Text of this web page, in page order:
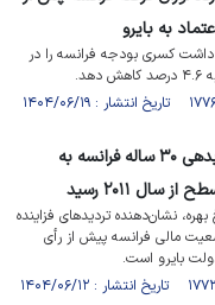
به بایرو
کسری بودجه فرانسه را در
نرخ بهره بدهی ۳۰ ساله فرانسه به
سال ۲۰۱۱ رسید
نشان‌دهنده تردید‌های فزاینده
مالی فرانسه پیش از رأی
بایرو است.